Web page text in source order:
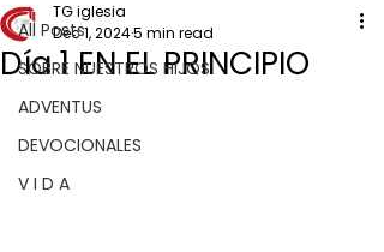
All Posts
SOBRE NUESTROS HIJOS
ADVENTUS
DEVOCIONALES
V I D A
Día 1 EN EL PRINCIPIO
TG iglesia
Dec 1, 20245 min read